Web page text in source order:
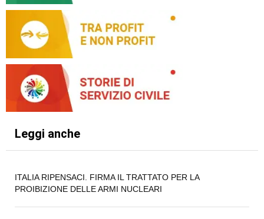
Leggi anche
ITALIA RIPENSACI. FIRMA IL TRATTATO PER LA
PROIBIZIONE DELLE ARMI NUCLEARI